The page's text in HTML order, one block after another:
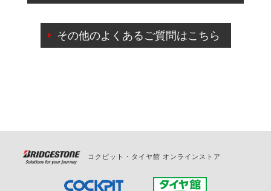
出来ないものもございます。
ご来店予約日の3営業日前を過ぎている場合のご予約
の日時変更につきましては、直接ご予約の店舗まで
その他のよくあるご質問はこちら
コクピット・タイヤ館 オンラインストア